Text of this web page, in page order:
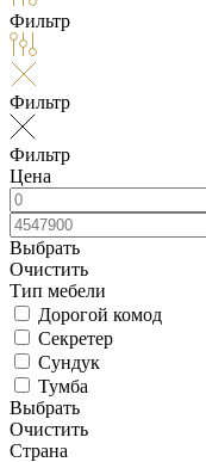
Фильтр
Фильтр
Фильтр
Цена
Выбрать
Очистить
Тип мебели
Дорогой комод
Секретер
Сундук
Тумба
Выбрать
Очистить
Страна